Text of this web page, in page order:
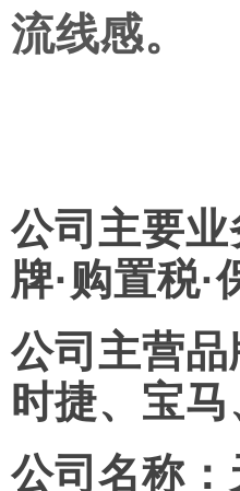
流线感。
公司主要业
牌·购置税·
公司主营
时捷、宝
公司名称：